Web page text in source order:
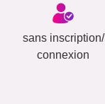
sans inscription/
connexion